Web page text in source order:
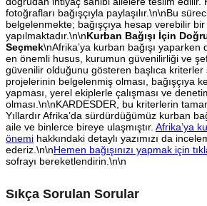
fotoğrafları bağışçıyla paylaşılır.\n\nBu
belgelenmekte; bağışçıya hesap verebilir
yapılmaktadır.\n\nKurban Bağışı İçin
Seçmek\nAfrika’ya kurban bağışı
en önemli husus, kurumun güvenilirliği ve
güvenilir olduğunu gösteren başlıca kriterler
projelerinin belgelenmiş olması, bağışçıya
yapması, yerel ekiplerle çalışması ve
olması.\n\nKARDESDER, bu kriterlerin
Yıllardır Afrika’da sürdürdüğümüz kurban
aile ve binlerce bireye ulaşmıştır. Afrika’ya
önemi hakkındaki detaylı yazımızı da
ederiz.\n\nHemen bağışınızı yapmak için
sofrayı bereketlendirin.\n\n
Sıkça Sorulan Sorular